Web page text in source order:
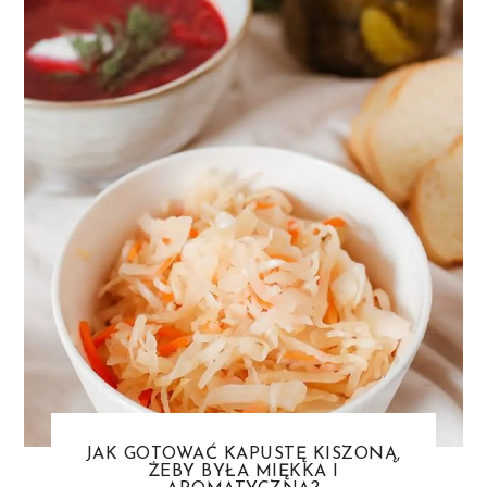
JAK GOTOWAĆ KAPUSTĘ KISZONĄ,
ŻEBY BYŁA MIĘKKA I